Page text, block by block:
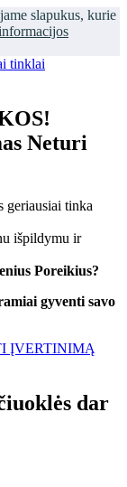
slapukus, kurie
Neturi
geriausiai tinka
išpildymu ir
Poreikius?
gyventi savo
ĮVERTINIMĄ
dar